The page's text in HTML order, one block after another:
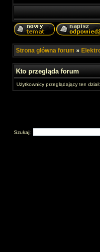
Strona główna forum »
Kto przegląda forum
Użytkownicy przeglądający ten
Szukaj: